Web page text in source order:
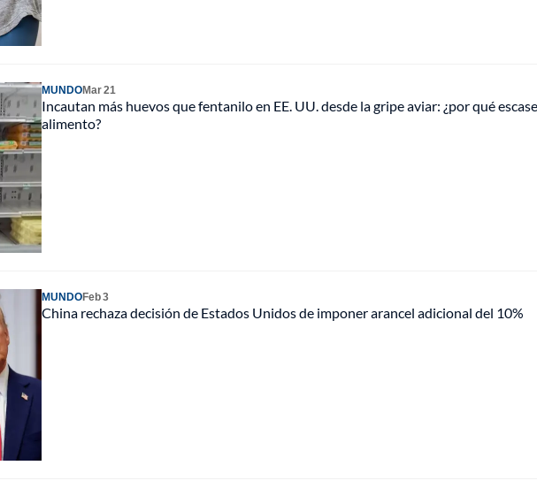
MUNDOMar 21
Incautan más huevos que fentanilo en EE. UU. desde la gripe aviar: ¿por qué
alimento?
MUNDOFeb 3
China rechaza decisión de Estados Unidos de imponer arancel adicional del 10%